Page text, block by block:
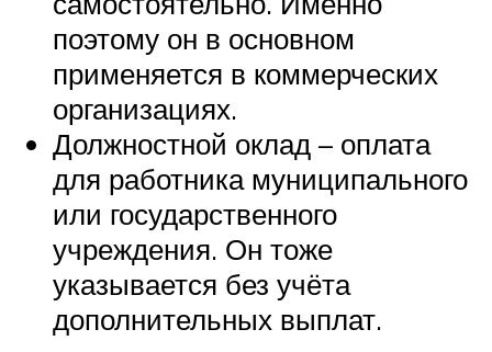
поэтому он в основном
применяется в коммерческих
организациях.
Должностной оклад – оплата
для работника муниципального
или государственного
учреждения. Он тоже
указывается без учёта
дополнительных выплат.